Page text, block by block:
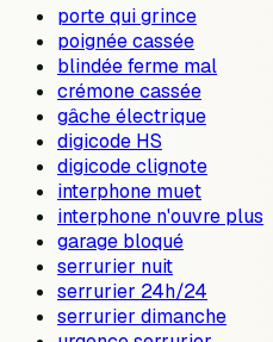
porte qui grince
poignée cassée
blindée ferme mal
crémone cassée
gâche électrique
digicode HS
digicode clignote
interphone muet
interphone n'ouvre plus
garage bloqué
serrurier nuit
serrurier 24h/24
serrurier dimanche